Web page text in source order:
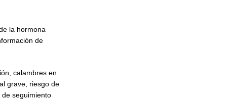
la hormona
de
calambres en
grave, riesgo de
seguimiento